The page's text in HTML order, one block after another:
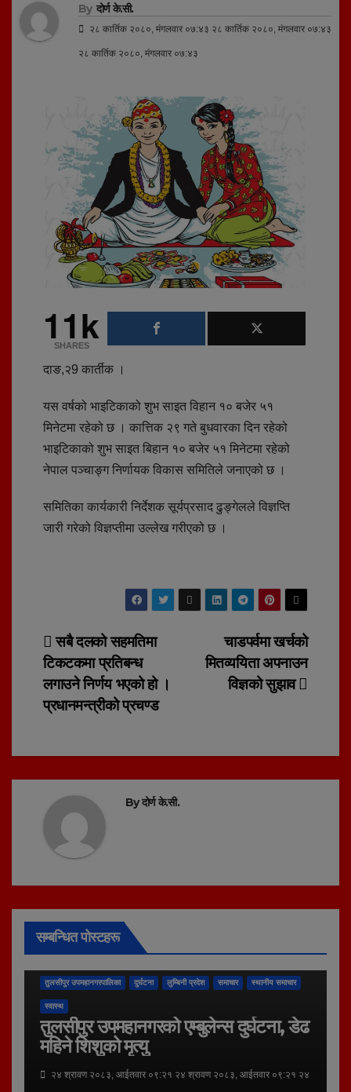
By दोर्ण के.सी.
२८ कार्तिक २०८०, मंगलवार ०७:४३ २८ कार्तिक २०८०, मंगलवार ०७:४३
२८ कार्तिक २०८०, मंगलवार ०७:४३
11k
SHARES
दाङ,२9 कार्तीक ।
यस वर्षको भाइटिकाको शुभ साइत विहान १० बजेर ५१
मिनेटमा रहेको छ । कात्तिक २९ गते बुधवारका दिन रहेको
भाइटिकाको शुभ साइत बिहान १० बजेर ५१ मिनेटमा रहेको
नेपाल पञ्चाङ्ग निर्णायक विकास समितिले जनाएको छ ।
समितिका कार्यकारी निर्देशक सूर्यप्रसाद ढुङ्गेलले विज्ञप्ति
जारी गरेको विज्ञप्तीमा उल्लेख गरीएको छ ।
Post
navigation
चाडपर्वमा खर्चको
मितव्ययिता अपनाउन
विज्ञको सुझाव
सबै दलको सहमतिमा
टिकटकमा प्रतिबन्ध
लगाउने निर्णय भएको हो ।
प्रधानमन्त्रीको प्रचण्ड
Byदोर्ण के.सी.
सम्बन्धित पोस्टहरू
तुलसीपुर उपमहानगरपालिका दुर्घटना लुम्बिनी प्रदेश समाचार स्थानीय समाचार
स्वास्थ
तुलसीपुर उपमहानगरको एम्बुलेन्स दुर्घटना, डेढ
महिने शिशुको मृत्यु
२४ श्रावण २०८३, आईतवार ०९:२१ २४ श्रावण २०८३, आईतवार ०९:२१ २४